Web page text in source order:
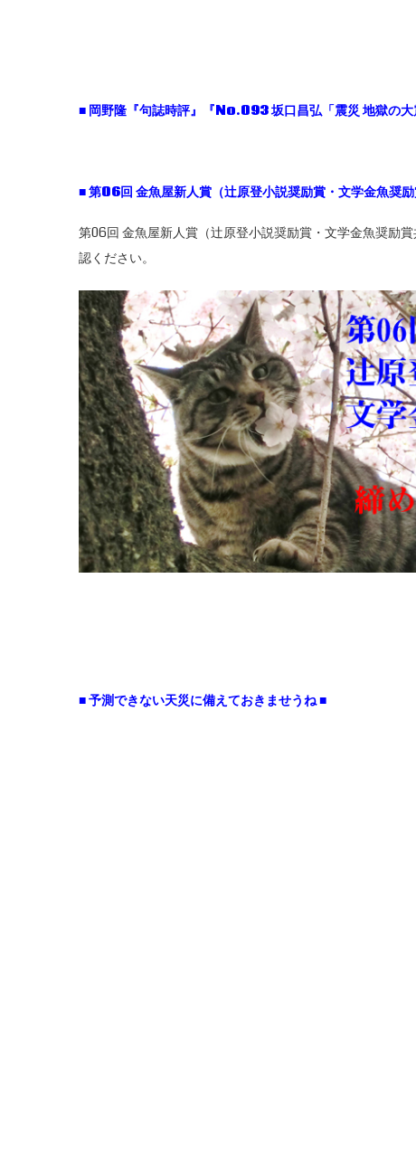
■ 岡野隆『句誌時評』『No.093坂口昌弘「震災地獄の
■第06回 金魚屋新人賞（辻原登小説奨励賞・文学金魚奨
第06回 金魚屋新人賞（辻原登小説奨励賞・文学金魚奨励
認ください。
■ 予測できない天災に備えておきませうね ■